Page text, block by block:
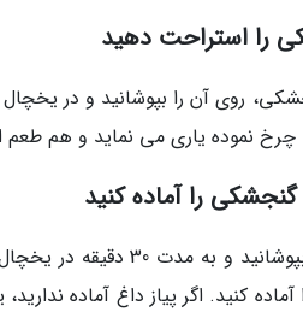
را استراحت دهید
چرخ نموده یاری می نماید و هم
را آماده کنید
روی ظرف مایه کله گنجشکی
کنید. اگر پیاز داغ آماده